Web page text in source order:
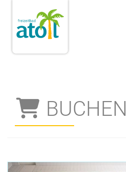
BUCHEN